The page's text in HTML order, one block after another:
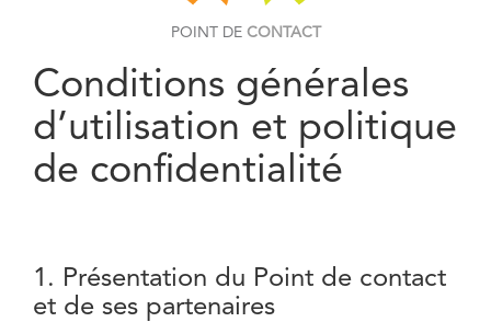
POINT DE CONTACT
Conditions générales
d’utilisation et politique
de confidentialité
1. Présentation du Point de contact
et de ses partenaires